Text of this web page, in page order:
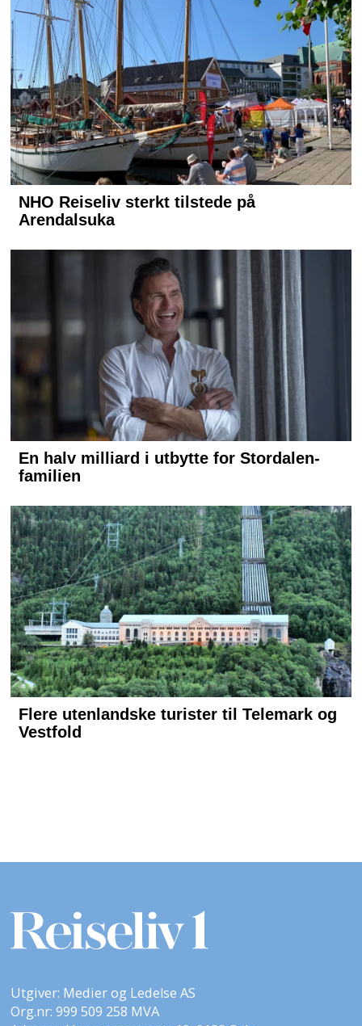
Utgiver: Medier og Ledelse AS
Org.nr: 999 509 258 MVA